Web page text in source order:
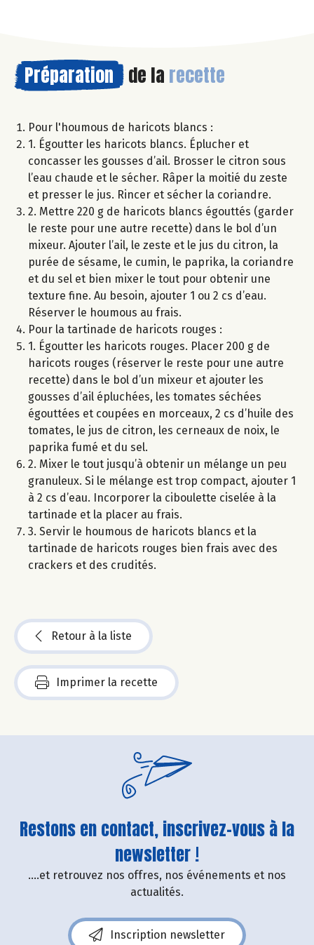
Préparation de la recette
Pour l'houmous de haricots blancs :
1. Égoutter les haricots blancs. Éplucher et
concasser les gousses d’ail. Brosser le citron sous
l’eau chaude et le sécher. Râper la moitié du zeste
et presser le jus. Rincer et sécher la coriandre.
2. Mettre 220 g de haricots blancs égouttés (garder
le reste pour une autre recette) dans le bol d’un
mixeur. Ajouter l’ail, le zeste et le jus du citron, la
purée de sésame, le cumin, le paprika, la coriandre
et du sel et bien mixer le tout pour obtenir une
texture fine. Au besoin, ajouter 1 ou 2 cs d’eau.
Réserver le houmous au frais.
Pour la tartinade de haricots rouges :
1. Égoutter les haricots rouges. Placer 200 g de
haricots rouges (réserver le reste pour une autre
recette) dans le bol d’un mixeur et ajouter les
gousses d’ail épluchées, les tomates séchées
égouttées et coupées en morceaux, 2 cs d’huile des
tomates, le jus de citron, les cerneaux de noix, le
paprika fumé et du sel.
2. Mixer le tout jusqu’à obtenir un mélange un peu
granuleux. Si le mélange est trop compact, ajouter 1
à 2 cs d’eau. Incorporer la ciboulette ciselée à la
tartinade et la placer au frais.
3. Servir le houmous de haricots blancs et la
tartinade de haricots rouges bien frais avec des
crackers et des crudités.
Retour à la liste
Imprimer la recette
Restons en contact, inscrivez-vous à la
newsletter !
....et retrouvez nos offres, nos événements et nos
actualités.
Inscription newsletter